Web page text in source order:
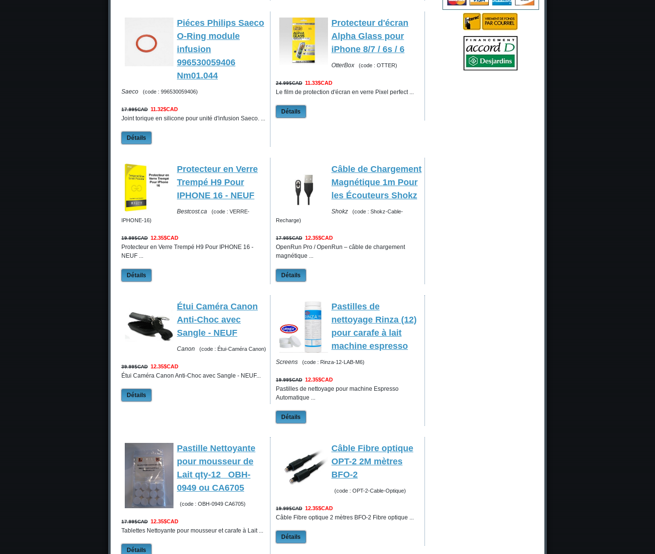
Piéces Philips Saeco
O-Ring module
infusion
996530059406
Nm01.044
Saeco (code : 996530059406)
17.99$CAD 11.32$CAD
Joint torique en silicone pour unité d'infusion Saeco. ...
Détails
Protecteur d'écran
Alpha Glass pour
iPhone 8/7 / 6s / 6
OtterBox (code : OTTER)
24.99$CAD 11.33$CAD
Le film de protection d'écran en verre Pixel perfect ...
Détails
Protecteur en Verre
Trempé H9 Pour
IPHONE 16 - NEUF
Bestcost.ca
(code : VERRE-
IPHONE-16)
19.99$CAD 12.35$CAD
Protecteur en Verre Trempé H9 Pour IPHONE 16 -
NEUF ...
Détails
Câble de Chargement
Magnétique 1m Pour
les Écouteurs Shokz
Shokz
(code : Shokz-Cable-
Recharge)
17.95$CAD 12.35$CAD
OpenRun Pro / OpenRun – câble de chargement
magnétique ...
Détails
Étui Caméra Canon
Anti-Choc avec
Sangle - NEUF
Canon (code : Étui-Caméra Canon)
39.99$CAD 12.35$CAD
Étui Caméra Canon Anti-Choc avec Sangle - NEUF...
Détails
Pastilles de
nettoyage Rinza (12)
pour carafe à lait
machine espresso
Screens (code : Rinza-12-LAB-M6)
19.99$CAD 12.35$CAD
Pastilles de nettoyage pour machine Espresso
Automatique ...
Détails
Pastille Nettoyante
pour mousseur de
Lait qty-12 OBH-
0949 ou CA6705
(code : OBH-0949 CA6705)
17.99$CAD 12.35$CAD
Tablettes Nettoyante pour mousseur et carafe à Lait ...
Détails
Câble Fibre optique
OPT-2 2M mètres
BFO-2
(code : OPT-2-Cable-Optique)
19.99$CAD 12.35$CAD
Câble Fibre optique 2 mètres BFO-2 Fibre optique ...
Détails